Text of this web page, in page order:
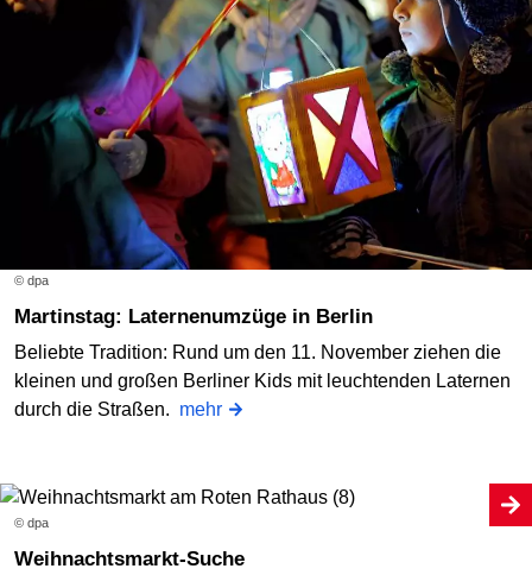
© dpa
Martinstag: Laternenumzüge in Berlin
Beliebte Tradition: Rund um den 11. November ziehen die
kleinen und großen Berliner Kids mit leuchtenden Laternen
durch die Straßen. mehr
© dpa
Weihnachtsmarkt-Suche